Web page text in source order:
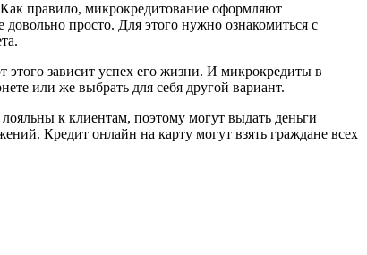
правило, микрокредитование оформляют
просто. Для этого нужно ознакомиться с
зависит успех его жизни. И микрокредиты в
или же выбрать для себя другой вариант.
к клиентам, поэтому могут выдать деньги
Кредит онлайн на карту могут взять граждане всех